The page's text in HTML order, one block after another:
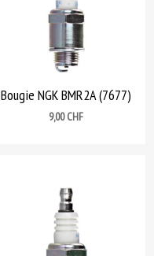
Bougie NGK BMR2A (7677)
Prix
9,00 CHF